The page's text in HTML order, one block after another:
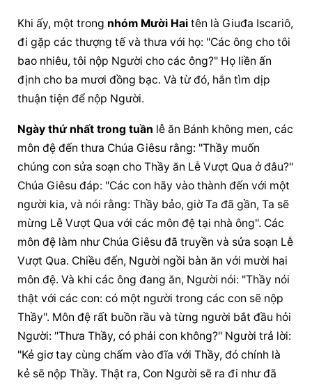
Khi ấy, một trong nhóm Mười Hai tên là Giuđa Iscariô,
đi gặp các thượng tế và thưa với họ: "Các ông cho tôi
bao nhiêu, tôi nộp Người cho các ông?" Họ liền ấn
định cho ba mươi đồng bạc. Và từ đó, hắn tìm dịp
thuận tiện để nộp Người.
Ngày thứ nhất trong tuần lễ ăn Bánh không men, các
môn đệ đến thưa Chúa Giêsu rằng: "Thầy muốn
chúng con sửa soạn cho Thầy ăn Lễ Vượt Qua ở đâu?"
Chúa Giêsu đáp: "Các con hãy vào thành đến với một
người kia, và nói rằng: Thầy bảo, giờ Ta đã gần, Ta sẽ
mừng Lễ Vượt Qua với các môn đệ tại nhà ông". Các
môn đệ làm như Chúa Giêsu đã truyền và sửa soạn Lễ
Vượt Qua. Chiều đến, Người ngồi bàn ăn với mười hai
môn đệ. Và khi các ông đang ăn, Người nói: "Thầy nói
thật với các con: có một người trong các con sẽ nộp
Thầy". Môn đệ rất buồn rầu và từng người bắt đầu hỏi
Người: "Thưa Thầy, có phải con không?" Người trả lời:
"Kẻ giơ tay cùng chấm vào đĩa với Thầy, đó chính là
kẻ sẽ nộp Thầy. Thật ra, Con Người sẽ ra đi như đã